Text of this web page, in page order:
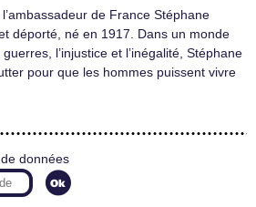
de France Stéphane
déporté, né en 1917. Dans un monde
l’injustice et l’inégalité, Stéphane
pour que les hommes puissent vivre
données